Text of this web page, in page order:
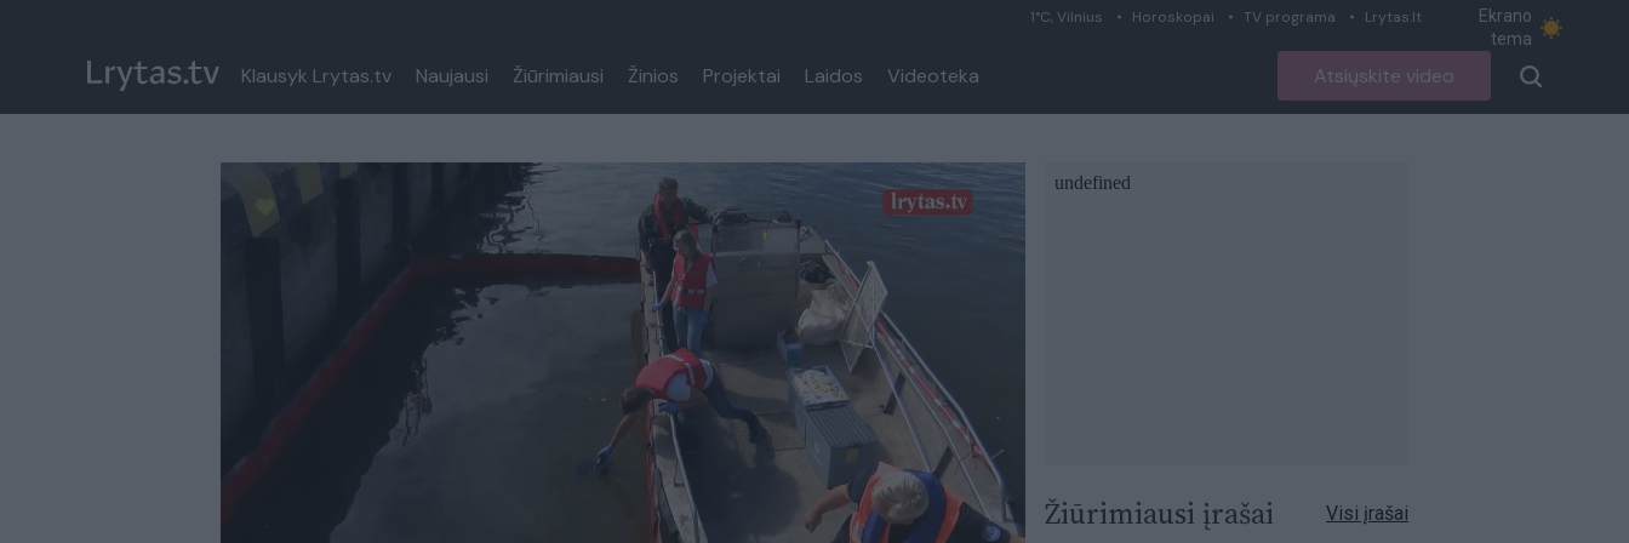
1°C, Vilnius Horoskopai TV programa Lrytas.lt
Ekrano
tema
Klausyk Lrytas.tv Naujausi Žiūrimiausi Žinios Projektai Laidos Videoteka Atsiųskite video
Žiūrimiausi įrašai Visi įrašai